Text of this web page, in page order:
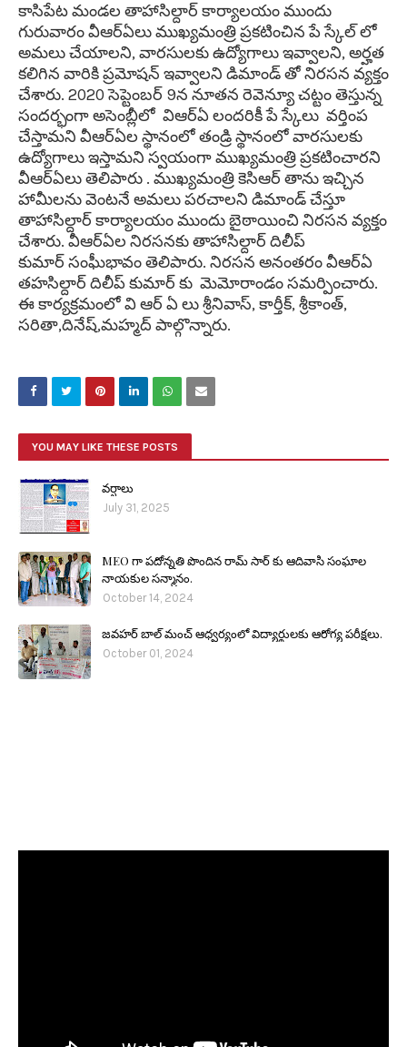
కాసిపేట మండల తాహాసిల్దార్ కార్యాలయం ముందు
గురువారం వీఆర్ఏలు ముఖ్యమంత్రి ప్రకటించిన పే స్కేల్ లో
అమలు చేయాలని, వారసులకు ఉద్యోగాలు ఇవ్వాలని, అర్హత
కలిగిన వారికి ప్రమోషన్ ఇవ్వాలని డిమాండ్ తో నిరసన వ్యక్తం
చేశారు. 2020 సెప్టెంబర్ 9న నూతన రెవెన్యూ చట్టం తెస్తున్న
సందర్భంగా అసెంబ్లీలో విఆర్ఏ లందరికీ పే స్కేలు వర్తింప
చేస్తామని వీఆర్ఏల స్థానంలో తండ్రి స్థానంలో వారసులకు
ఉద్యోగాలు ఇస్తామని స్వయంగా ముఖ్యమంత్రి ప్రకటించారని
వీఆర్ఏలు తెలిపారు . ముఖ్యమంత్రి కెసిఆర్ తాను ఇచ్చిన
హామీలను వెంటనే అమలు పరచాలని డిమాండ్ చేస్తూ
తాహాసిల్దార్ కార్యాలయం ముందు బైఠాయించి నిరసన వ్యక్తం
చేశారు. వీఆర్ఏల నిరసనకు తాహాసిల్దార్ దిలీప్
కుమార్సంఘీభావం తెలిపారు. నిరసన అనంతరం వీఆర్ఏ
తహసిల్దార్ దిలీప్ కుమార్ కు మెమోరాండం సమర్పించారు.
ఈ కార్యక్రమంలో వి ఆర్ ఏ లు శ్రీనివాస్, కార్తీక్, శ్రీకాంత్,
సరితా,దినేష్,మహ్మద్ పాల్గొన్నారు.
YOU MAY LIKE THESE POSTS
వర్షాలు
July 31, 2025
MEO గా పదోన్నతి పొందిన రామ్ సార్ కు ఆదివాసి సంఘాల
నాయకుల సన్మానం.
October 14, 2024
జవహర్ బాల్ మంచ్ ఆధ్వర్యంలో విద్యార్థులకు ఆరోగ్య పరీక్షలు.
October 01, 2024